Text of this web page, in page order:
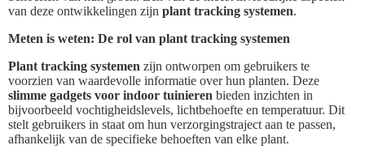
van deze ontwikkelingen zijn plant tracking systemen.
Meten is weten: De rol van plant tracking systemen
Plant tracking systemen zijn ontworpen om gebruikers te
voorzien van waardevolle informatie over hun planten. Deze
slimme gadgets voor indoor tuinieren bieden inzichten in
bijvoorbeeld vochtigheidslevels, lichtbehoefte en temperatuur. Dit
stelt gebruikers in staat om hun verzorgingstraject aan te passen,
afhankelijk van de specifieke behoeften van elke plant.